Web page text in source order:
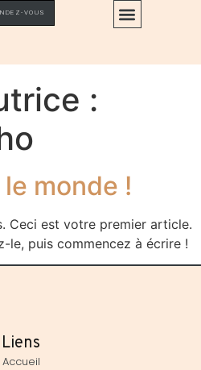
VOUS
:
monde !
Ceci est votre premier article.
le, puis commencez à écrire !
Liens
Accueil